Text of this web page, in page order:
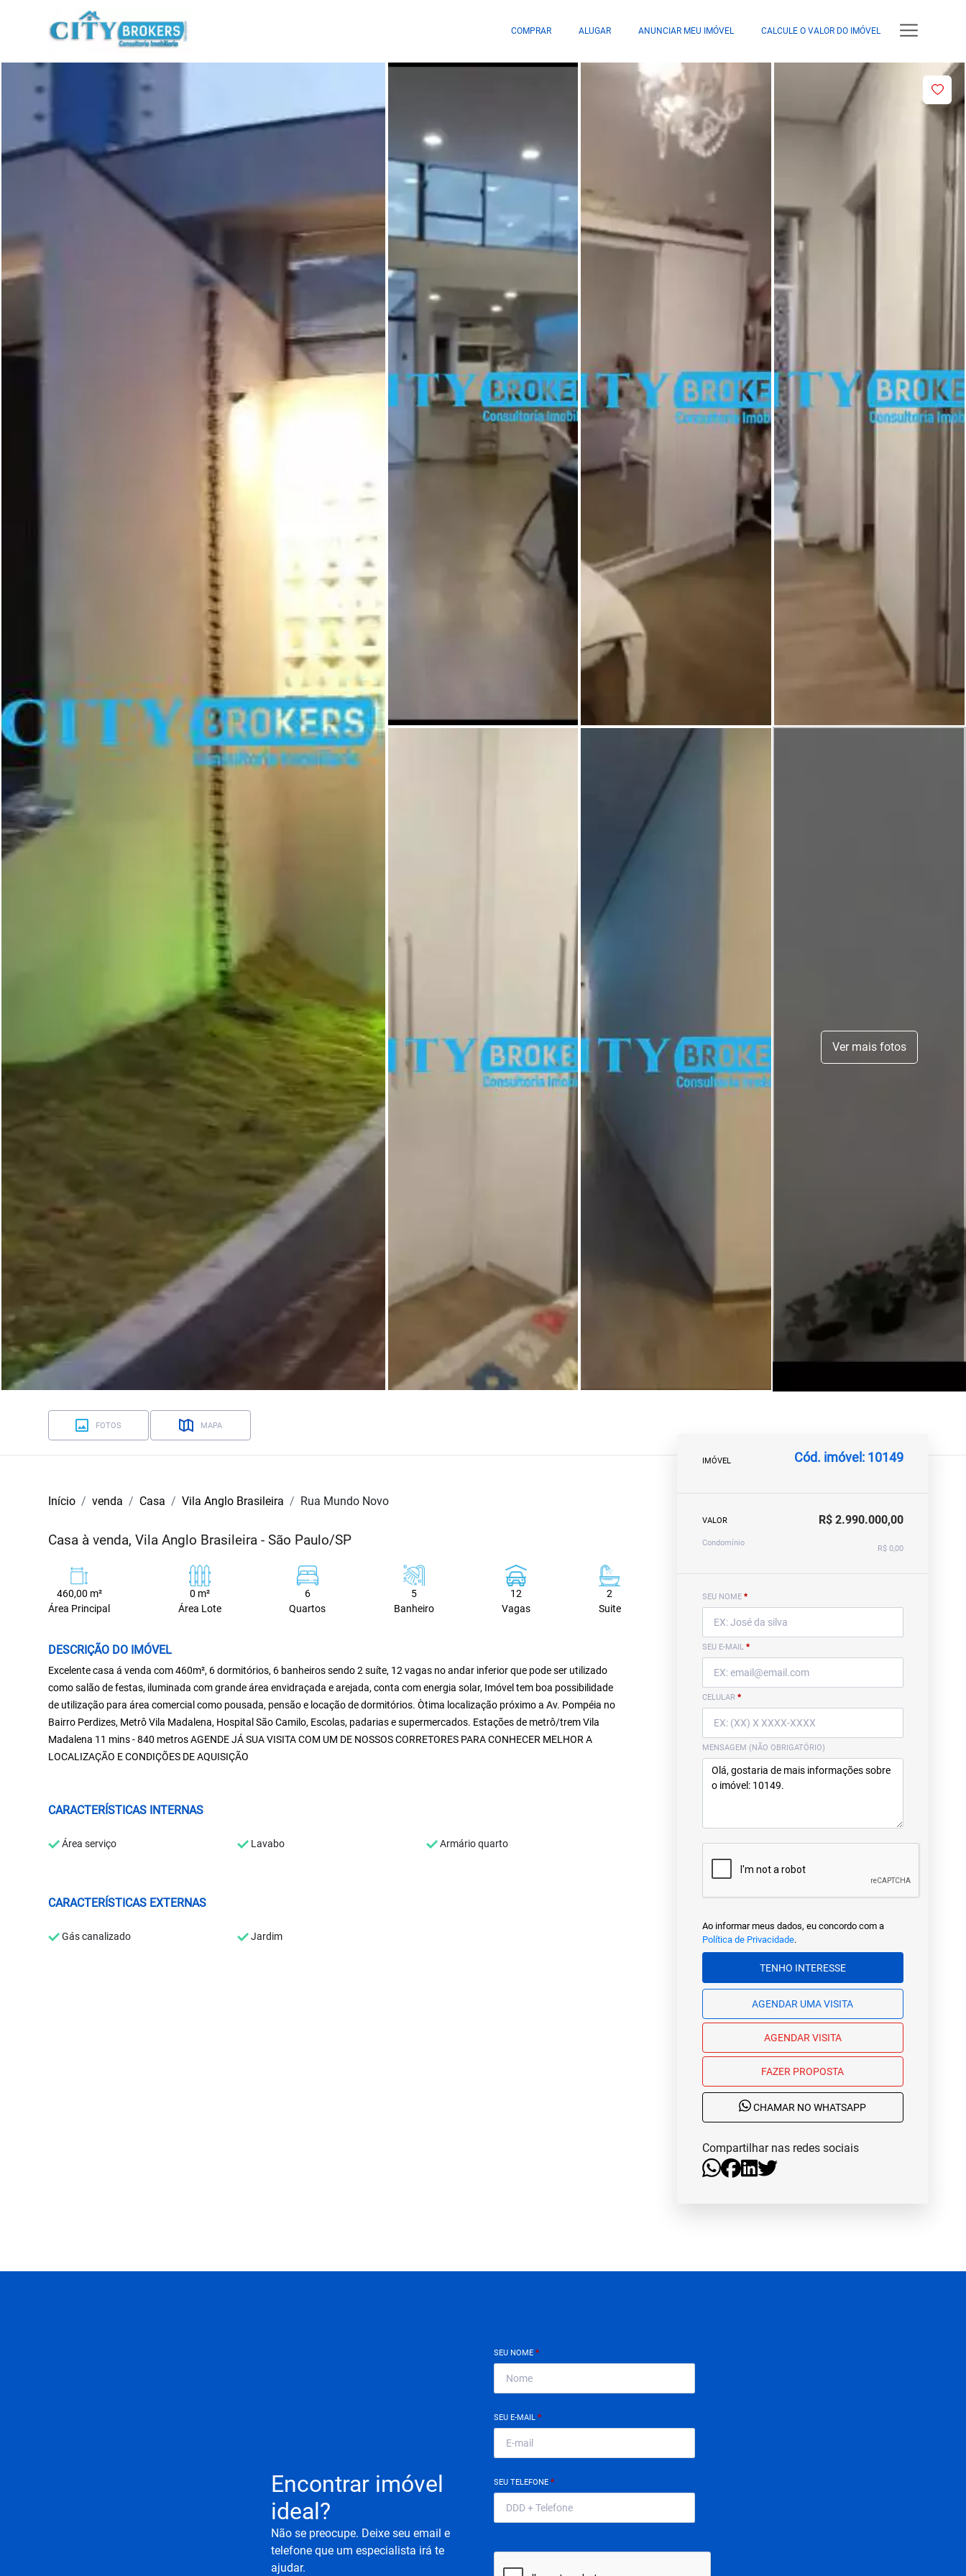
COMPRAR ALUGAR ANUNCIAR MEU IMÓVEL CALCULE O VALOR DO IMÓVEL
Ver mais fotos
FOTOS MAPA
Início venda Casa Vila Anglo Brasileira Rua Mundo Novo
Casa à venda, Vila Anglo Brasileira - São Paulo/SP
460,00 m²
Área Principal
0 m²
Área Lote
6
Quartos
5
Banheiro
12
Vagas
2
Suite
DESCRIÇÃO DO IMÓVEL
Excelente casa á venda com 460m², 6 dormitórios, 6 banheiros sendo 2 suíte, 12 vagas no andar inferior que pode ser utilizado
como salão de festas, iluminada com grande área envidraçada e arejada, conta com energia solar, Imóvel tem boa possibilidade
de utilização para área comercial como pousada, pensão e locação de dormitórios. Òtima localização próximo a Av. Pompéia no
Bairro Perdizes, Metrô Vila Madalena, Hospital São Camilo, Escolas, padarias e supermercados. Estações de metrô/trem Vila
Madalena 11 mins - 840 metros AGENDE JÁ SUA VISITA COM UM DE NOSSOS CORRETORES PARA CONHECER MELHOR A
LOCALIZAÇÃO E CONDIÇÕES DE AQUISIÇÃO
CARACTERÍSTICAS INTERNAS
Área serviço Lavabo Armário quarto
CARACTERÍSTICAS EXTERNAS
Gás canalizado Jardim
IMÓVEL Cód. imóvel: 10149
VALOR R$ 2.990.000,00
Condomínio
R$ 0,00
SEU NOME *
SEU E-MAIL *
CELULAR *
MENSAGEM (NÃO OBRIGATÓRIO)
Ao informar meus dados, eu concordo com a
Política de Privacidade.
TENHO INTERESSE
AGENDAR UMA VISITA
AGENDAR VISITA
FAZER PROPOSTA
CHAMAR NO WHATSAPP
Compartilhar nas redes sociais
Encontrar imóvel
ideal?
Não se preocupe. Deixe seu email e
telefone que um especialista irá te
ajudar.
SEU NOME *
SEU E-MAIL *
SEU TELEFONE *